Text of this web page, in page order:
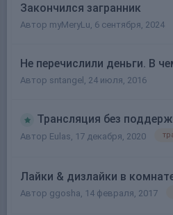
Закончился загранник
Автор myMeryLu 6 сентября, 2024
Не перечислили деньги. В
Автор sntangel 24 июля, 2016
Трансляция без
Автор Eulas 17 декабря, 2020
Лайки & дизлайки в
Автор ggosha 14 февраля, 2017